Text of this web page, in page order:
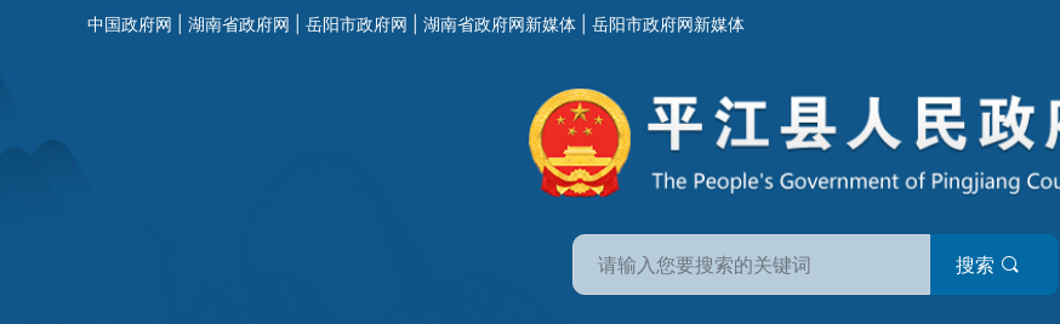
中国政府网 湖南省政府网 岳阳市政府网 湖南省政府网新媒体 岳阳市政府网新媒体
搜索